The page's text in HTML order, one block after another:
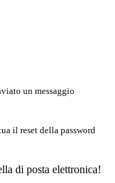
un messaggio
il reset della password
di posta elettronica!